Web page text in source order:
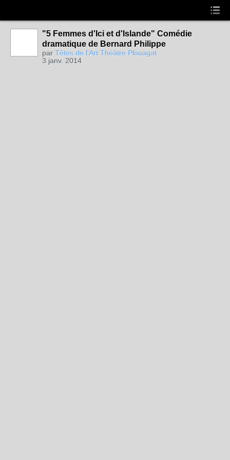
"5 Femmes d'Ici et d'Islande" Comédie
dramatique de Bernard Philippe
par Têtes de l'Art Théâtre Plouagat
3 janv. 2014